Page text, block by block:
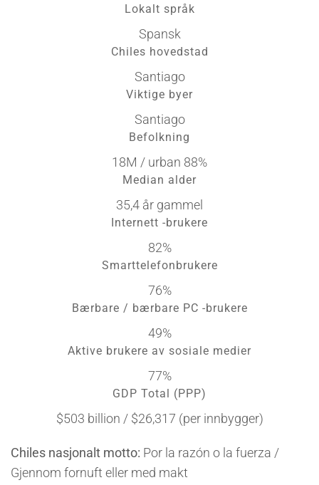
Lokalt språk
Spansk
Chiles hovedstad
Santiago
Viktige byer
Santiago
Befolkning
18M / urban 88%
Median alder
35,4 år gammel
Internett -brukere
82%
Smarttelefonbrukere
76%
Bærbare / bærbare PC -brukere
49%
Aktive brukere av sosiale medier
77%
GDP Total (PPP)
$503 billion / $26,317 (per innbygger)
Chiles nasjonalt motto: Por la razón o la fuerza /
Gjennom fornuft eller med makt